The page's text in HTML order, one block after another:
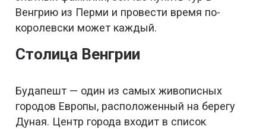
Венгрию из Перми и провести время по-
королевски может каждый.
Столица Венгрии
Будапешт — один из самых живописных
городов Европы, расположенный на берегу
Дуная. Центр города входит в список